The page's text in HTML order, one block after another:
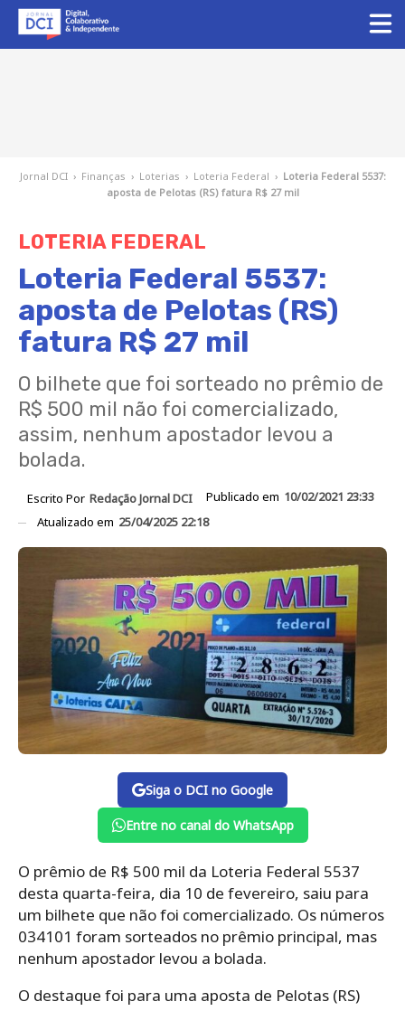
Jornal DCI › Finanças › Loterias › Loteria Federal › Loteria Federal 5537:
aposta de Pelotas (RS) fatura R$ 27 mil
LOTERIA FEDERAL
Loteria Federal 5537:
aposta de Pelotas (RS)
fatura R$ 27 mil
O bilhete que foi sorteado no prêmio de
R$ 500 mil não foi comercializado,
assim, nenhum apostador levou a
bolada.
Escrito Por Redação Jornal DCI Publicado em 10/02/2021 23:33
Atualizado em 25/04/2025 22:18
Siga o DCI no Google
Entre no canal do WhatsApp
O prêmio de R$ 500 mil da Loteria Federal 5537
desta quarta-feira, dia 10 de fevereiro, saiu para
um bilhete que não foi comercializado. Os números
034101 foram sorteados no prêmio principal, mas
nenhum apostador levou a bolada.
O destaque foi para uma aposta de Pelotas (RS)